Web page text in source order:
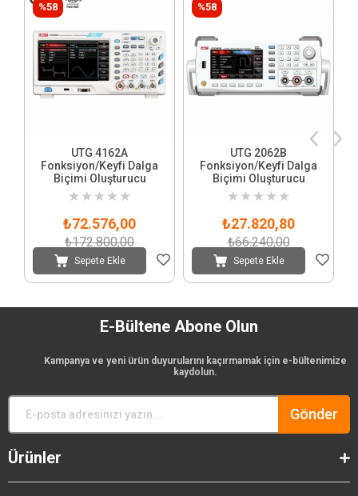
UTG 4162A
Fonksiyon/Keyfi Dalga
Biçimi Oluşturucu
★ ★ ★ ★ ★
₺72.576,00
₺172.800,00
Sepete Ekle
%58
UTG 2062B
Fonksiyon/Keyfi Dalga
Biçimi Oluşturucu
★ ★ ★ ★ ★
₺27.820,80
₺66.240,00
Sepete Ekle
%58
E-Bültene Abone Olun
Kampanya ve yeni ürün duyurularını kaçırmamak için e-bültenimize
kaydolun.
Gönder
Ürünler